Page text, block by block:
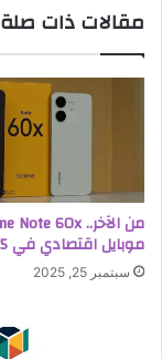
مقالات ذات صلة
موبايل اقتصادي في 2025؟
سبتمبر 25, 2025